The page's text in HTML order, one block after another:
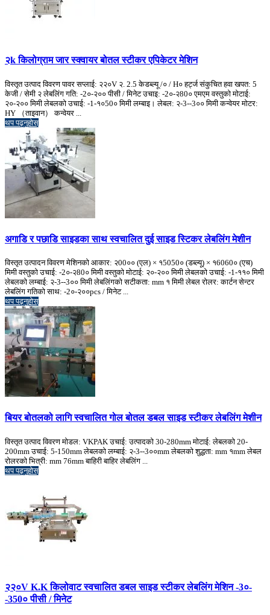
२k किलोग्राम जार स्क्वायर बोतल स्टीकर एपिकेटर मेशिन
विस्तृत उत्पाद विवरण पावर सप्लाई: २२०V २. 2.5 केडब्ल्यू /० / H० हर्ट्ज संकुचित हवा खपत: 5
केजी / सेमी २ लेबलिंग गति: -2०-२०० पीसी / मिनेट उचाइ: -2०-२80० एमएम वस्तुको मोटाई:
२०-२०० मिमी लेबलको उचाई: -1-१०50० मिमी लम्बाइ। लेबल: २-3--3०० मिमी कन्वेयर मोटर:
HY （ताइवान） कन्वेयर ...
थप पढ्नुहोस्
अगाडि र पछाडि साइडका साथ स्वचालित दुई साइड स्टिकर लेबलिंग मेशीन
विस्तृत उत्पादन विवरण मेशिनको आकार: २00०० (एल) × १5050० (डब्ल्यू) × १6060० (एच)
मिमी वस्तुको उचाई: -2०-२80० मिमी वस्तुको मोटाई: २०-२०० मिमी लेबलको उचाई: -1-११० मिमी
लेबलको लम्बाई: २-3--3०० मिमी लेबलिंगको सटीकता: mm १ मिमी लेबल रोलर: कार्टन सेन्टर
लेबलिंग गतिको साथ: -2०-२००pcs / मिनेट ...
थप पढ्नुहोस्
बियर बोतलको लागि स्वचालित गोल बोतल डबल साइड स्टीकर लेबलिंग मेशीन
विस्तृत उत्पाद विवरण मोडल: VKPAK उचाई: उत्पादको 30-280mm मोटाई: लेबलको 20-
200mm उचाई: 5-150mm लेबलको लम्बाई: २-3--3००mm लेबलको शुद्धता: mm १mm लेबल
रोलरको भित्री: mm 76mm बाहिरी बाहिर लेबलिंग ...
थप पढ्नुहोस्
२२०V K.K किलोवाट स्वचालित डबल साइड स्टीकर लेबलिंग मेशिन -3०-
-350० पीसी / मिनेट